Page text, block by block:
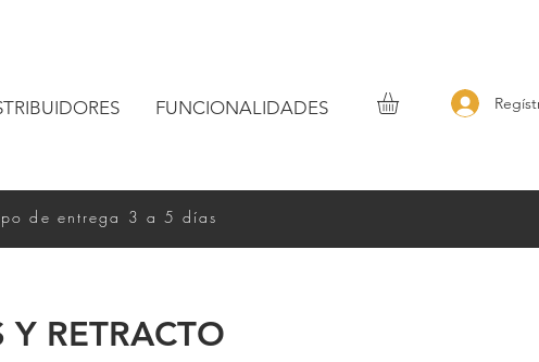
FUNCIONALIDADES
de entrega 3 a 5 días
RETRACTO